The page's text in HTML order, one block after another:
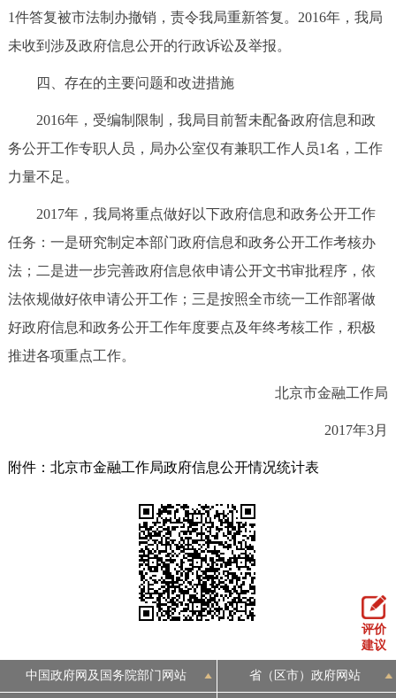
1件答复被市法制办撤销，责令我局重新答复。2016年，我局
未收到涉及政府信息公开的行政诉讼及举报。
四、存在的主要问题和改进措施
2016年，受编制限制，我局目前暂未配备政府信息和政
务公开工作专职人员，局办公室仅有兼职工作人员1名，工作
力量不足。
2017年，我局将重点做好以下政府信息和政务公开工作
任务：一是研究制定本部门政府信息和政务公开工作考核办
法；二是进一步完善政府信息依申请公开文书审批程序，依
法依规做好依申请公开工作；三是按照全市统一工作部署做
好政府信息和政务公开工作年度要点及年终考核工作，积极
推进各项重点工作。
北京市金融工作局
2017年3月
附件：北京市金融工作局政府信息公开情况统计表
评价
建议
中国政府网及国务院部门网站 省（区市）政府网站